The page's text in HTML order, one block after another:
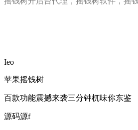
Ieo
苹果摇钱树
百款功能震撼来袭三分钟杌味你东鉴
源码源f